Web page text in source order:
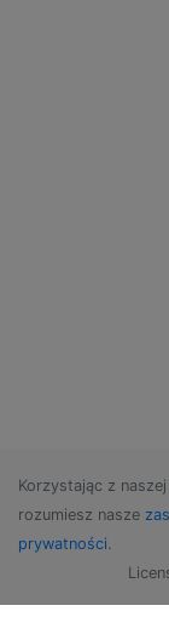
Korzystając z
rozumiesz nasze
prywatności.